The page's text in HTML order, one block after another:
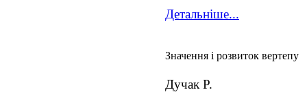
Детальніше...
Значення і розвиток вертепу
Дучак Р.